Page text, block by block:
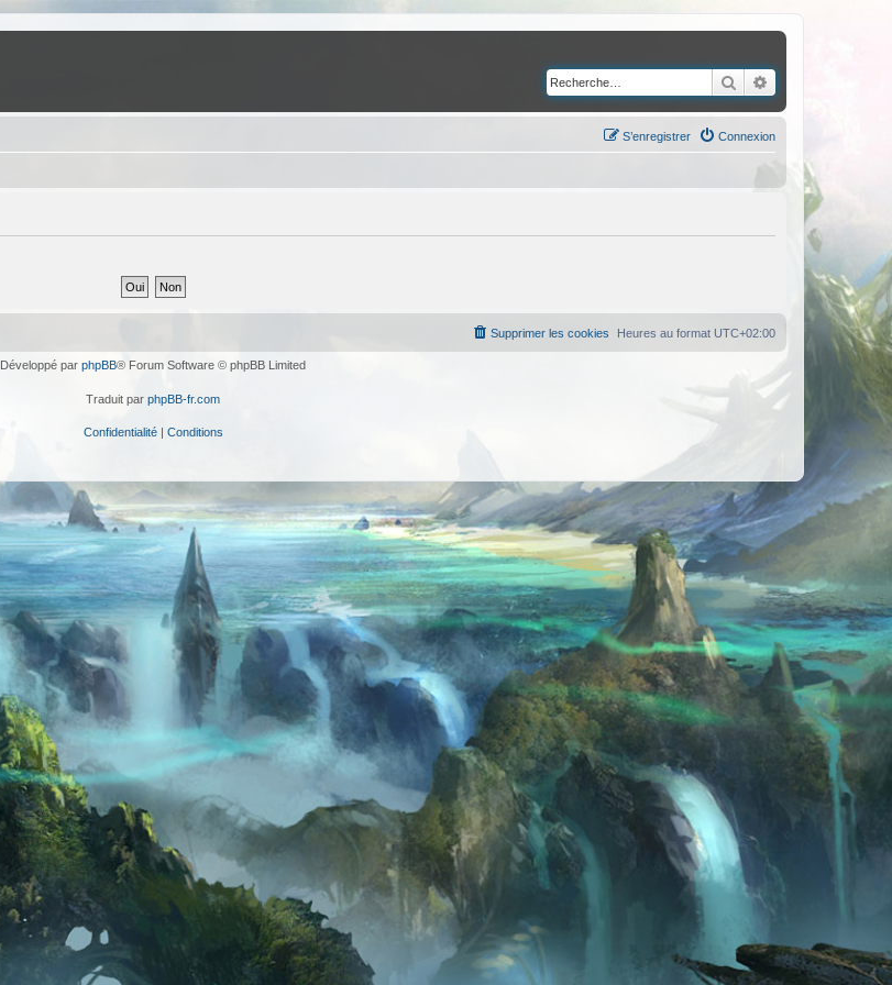
Rechercher
Connexion
S’enregistrer
Heures au format UTC+02:00
Supprimer les cookies
Développé par phpBB® Forum Software © phpBB Limited
Traduit par phpBB-fr.com
Confidentialité| Conditions